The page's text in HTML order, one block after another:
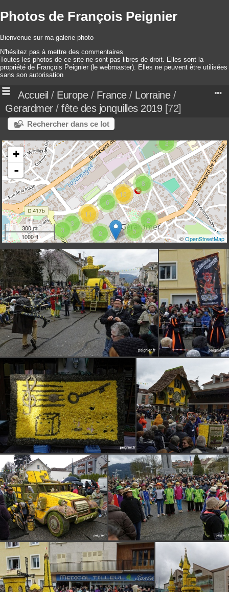
Photos de François Peignier
Bienvenue sur ma galerie photo
N'hésitez pas à mettre des commentaires
Toutes les photos de ce site ne sont pas libres de droit. Elles sont la
propriété de François Peignier (le webmaster). Elles ne peuvent être utilisées
sans son autorisation
Accueil / Europe/ France/ Lorraine/
Gerardmer/ fête des jonquilles 2019 72
Rechercher dans ce lot
15
8
2
3
11
6
5
2
3
2
+
-
300 m
1000 ft
©OpenStreetMap